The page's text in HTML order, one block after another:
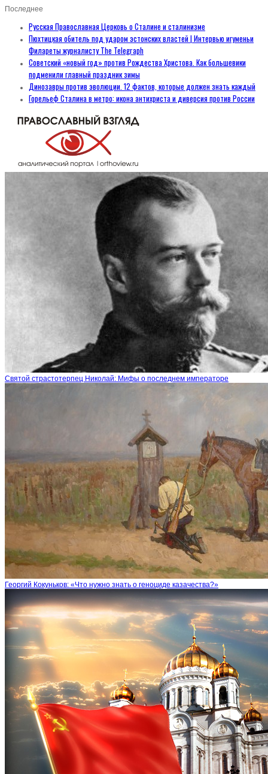
Последнее
Русская Православная Церковь о Сталине и сталинизме
Пюхтицкая обитель под ударом эстонских властей | Интервью игуменьи
Филареты журналисту The Telegraph
Советский «новый год» против Рождества Христова. Как большевики
подменили главный праздник зимы
Динозавры против эволюции. 12 фактов, которые должен знать каждый
Горельеф Сталина в метро: икона антихриста и диверсия против России
Святой страстотерпец Николай: Мифы о последнем императоре
Георгий Кокуньков: «Что нужно знать о геноциде казачества?»